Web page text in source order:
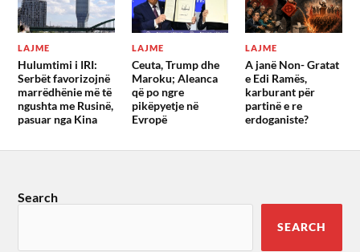
LAJME
Hulumtimi i IRI:
Serbët favorizojnë
marrëdhënie më të
ngushta me Rusinë,
pasuar nga Kina
LAJME
Ceuta, Trump dhe
Maroku; Aleanca
që po ngre
pikëpyetje në
Evropë
LAJME
A janë Non- Gratat
e Edi Ramës,
karburant për
partinë e re
erdoganiste?
Search
SEARCH